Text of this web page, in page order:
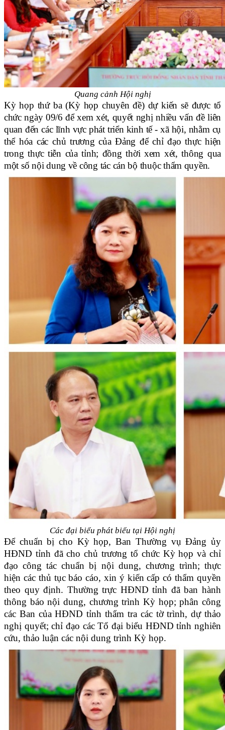
Quang cảnh Hội nghị
Kỳ họp thứ ba (Kỳ họp chuyên đề) dự kiến sẽ được tổ
chức ngày 09/6 để xem xét, quyết nghị nhiều vấn đề liên
quan đến các lĩnh vực phát triển kinh tế - xã hội, nhằm cụ
thể hóa các chủ trương của Đảng để chỉ đạo thực hiện
trong thực tiễn của tỉnh; đồng thời xem xét, thông qua
một số nội dung về công tác cán bộ thuộc thẩm quyền.
Các đại biểu phát biểu tại Hội nghị
Để chuẩn bị cho Kỳ họp, Ban Thường vụ Đảng ủy
HĐND tỉnh đã cho chủ trương tổ chức Kỳ họp và chỉ
đạo công tác chuẩn bị nội dung, chương trình; thực
hiện các thủ tục báo cáo, xin ý kiến cấp có thẩm quyền
theo quy định. Thường trực HĐND tỉnh đã ban hành
thông báo nội dung, chương trình Kỳ họp; phân công
các Ban của HĐND tỉnh thẩm tra các tờ trình, dự thảo
nghị quyết; chỉ đạo các Tổ đại biểu HĐND tỉnh nghiên
cứu, thảo luận các nội dung trình Kỳ họp.